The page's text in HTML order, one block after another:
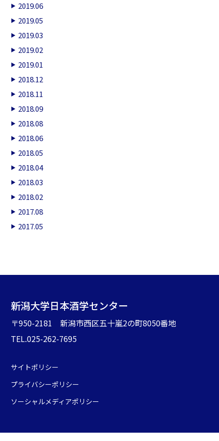
2019.06
2019.05
2019.03
2019.02
2019.01
2018.12
2018.11
2018.09
2018.08
2018.06
2018.05
2018.04
2018.03
2018.02
2017.08
2017.05
新潟大学日本酒学センター
〒950-2181 新潟市西区五十嵐2の町8050番地
TEL.025-262-7695
サイトポリシー
プライバシーポリシー
ソーシャルメディアポリシー